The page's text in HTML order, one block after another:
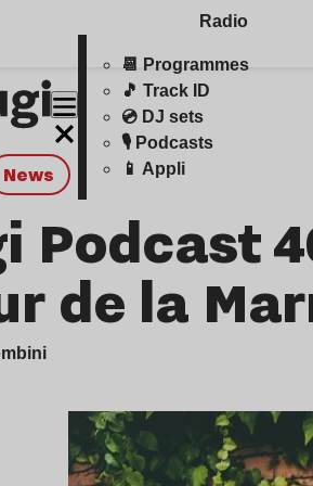
Radio
📆 Programmes
🎵 Track ID
💿 DJ sets
🎙️ Podcasts
📱 Appli
news
Podcast
de la